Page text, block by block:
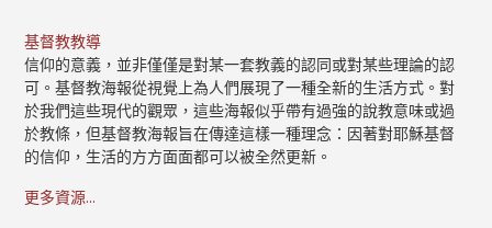
基督教教導
信仰的意義，並非僅僅是對某一套教義的認同或對某些理論的認
可。基督教海報從視覺上為人們展現了一種全新的生活方式。對
於我們這些現代的觀眾，這些海報似乎帶有過強的說教意味或過
於教條，但基督教海報旨在傳達這樣一種理念：因著對耶穌基督
的信仰，生活的方方面面都可以被全然更新。
更多資源...